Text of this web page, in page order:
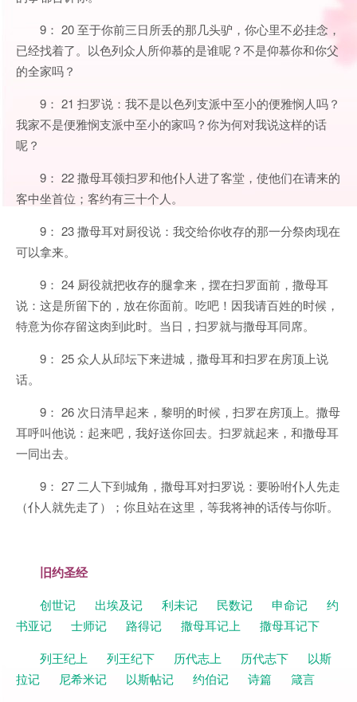
9： 20 至于你前三日所丢的那几头驴，你心里不必挂念，
已经找着了。以色列众人所仰慕的是谁呢？不是仰慕你和你父
的全家吗？
9： 21 扫罗说：我不是以色列支派中至小的便雅悯人吗？
我家不是便雅悯支派中至小的家吗？你为何对我说这样的话
呢？
9： 22 撒母耳领扫罗和他仆人进了客堂，使他们在请来的
客中坐首位；客约有三十个人。
9： 23 撒母耳对厨役说：我交给你收存的那一分祭肉现在
可以拿来。
9： 24 厨役就把收存的腿拿来，摆在扫罗面前，撒母耳
说：这是所留下的，放在你面前。吃吧！因我请百姓的时候，
特意为你存留这肉到此时。当日，扫罗就与撒母耳同席。
9： 25 众人从邱坛下来进城，撒母耳和扫罗在房顶上说
话。
9： 26 次日清早起来，黎明的时候，扫罗在房顶上。撒母
耳呼叫他说：起来吧，我好送你回去。扫罗就起来，和撒母耳
一同出去。
9： 27 二人下到城角，撒母耳对扫罗说：要吩咐仆人先走
（仆人就先走了）；你且站在这里，等我将神的话传与你听。
旧约圣经
创世记 出埃及记 利未记 民数记 申命记
约
书亚记
士师记 路得记 撒母耳记上
撒母耳记下
列王纪上
列王纪下 历代志上 历代志下
以斯
拉记
尼希米记 以斯帖记 约伯记 诗篇
箴言